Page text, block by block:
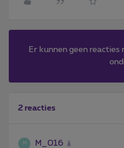
Er kunnen geen
2 reacties
M M_016